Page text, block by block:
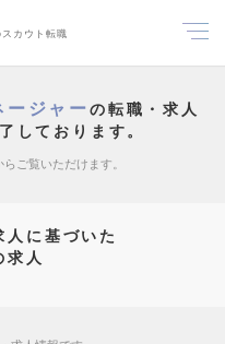
カウト転職
ージャーの転職・求人
しております。
らご覧いただけます。
人に基づいた
求人